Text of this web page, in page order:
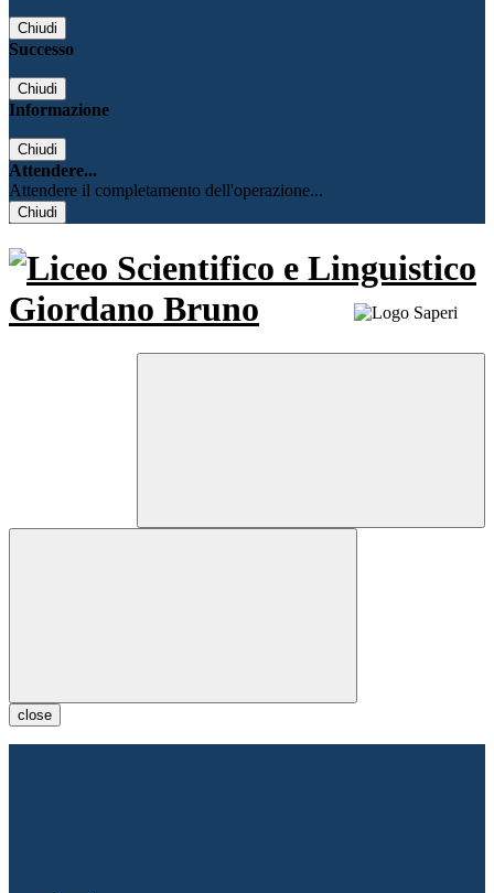
Chiudi
Successo
Chiudi
Informazione
Chiudi
Attendere...
Attendere il completamento dell'operazione...
Chiudi
close